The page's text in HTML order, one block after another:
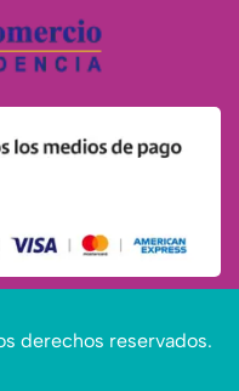
derechos reservados.